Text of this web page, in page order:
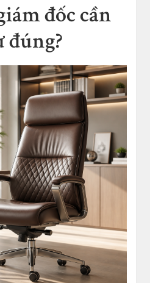
đốc cần
đúng?